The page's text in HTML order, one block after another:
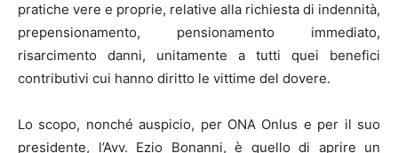
pratiche vere e proprie, relative alla richiesta di indennità,
prepensionamento, pensionamento immediato,
risarcimento danni, unitamente a tutti quei benefici
contributivi cui hanno diritto le vittime del dovere.
Lo scopo, nonché auspicio, per ONA Onlus e per il suo
presidente, l’Avv. Ezio Bonanni, è quello di aprire un